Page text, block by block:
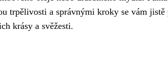
trpělivosti a správnými kroky se vám jistě
krásy a svěžesti.